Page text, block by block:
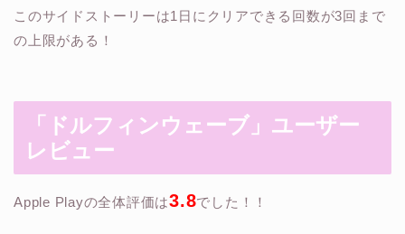
このサイドストーリーは1日にクリアできる回数が3回まで
の上限がある！
「ドルフィンウェーブ」ユーザー
レビュー
Apple Playの全体評価は3.8でした！！